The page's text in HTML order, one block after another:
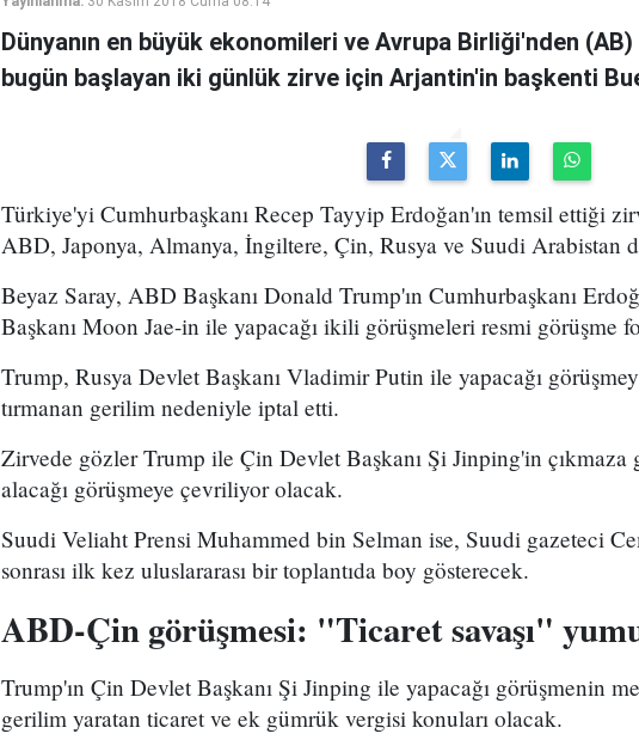
Dünyanın en büyük ekonomileri ve Avrupa Birliği'nden
bugün başlayan iki günlük zirve için Arjantin'in başkenti
Türkiye'yi Cumhurbaşkanı Recep Tayyip Erdoğan'ın temsil ettiği
ABD, Japonya, Almanya, İngiltere, Çin, Rusya ve Suudi Arabistan
Beyaz Saray, ABD Başkanı Donald Trump'ın Cumhurbaşkanı
Başkanı Moon Jae-in ile yapacağı ikili görüşmeleri resmi görüşme
Trump, Rusya Devlet Başkanı Vladimir Putin ile yapacağı
tırmanan gerilim nedeniyle iptal etti.
Zirvede gözler Trump ile Çin Devlet Başkanı Şi Jinping'in çıkmaza
alacağı görüşmeye çevriliyor olacak.
Suudi Veliaht Prensi Muhammed bin Selman ise, Suudi gazeteci
sonrası ilk kez uluslararası bir toplantıda boy gösterecek.
ABD-Çin görüşmesi: "Ticaret savaşı"
Trump'ın Çin Devlet Başkanı Şi Jinping ile yapacağı görüşmenin
gerilim yaratan ticaret ve ek gümrük vergisi konuları olacak.